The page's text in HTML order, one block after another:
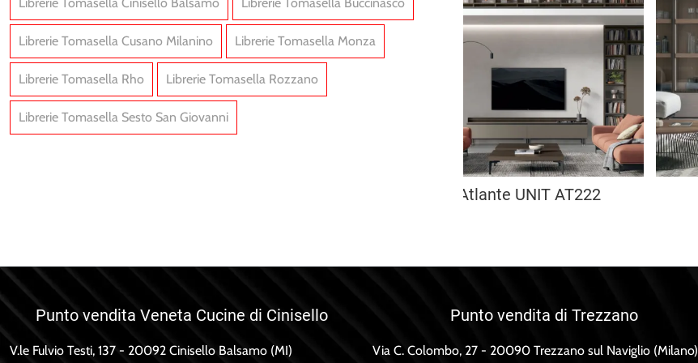
Atlante UNIT AT222
Librerie Tomasella Cusano Milanino Librerie Tomasella Monza
Librerie Tomasella Rho Librerie Tomasella Rozzano
Librerie Tomasella Sesto San Giovanni
Punto vendita Veneta Cucine di Cinisello
V.le Fulvio Testi, 137 - 20092 Cinisello Balsamo (MI)
Punto vendita di Trezzano
Via C. Colombo, 27 - 20090 Trezzano sul Naviglio (Milano)